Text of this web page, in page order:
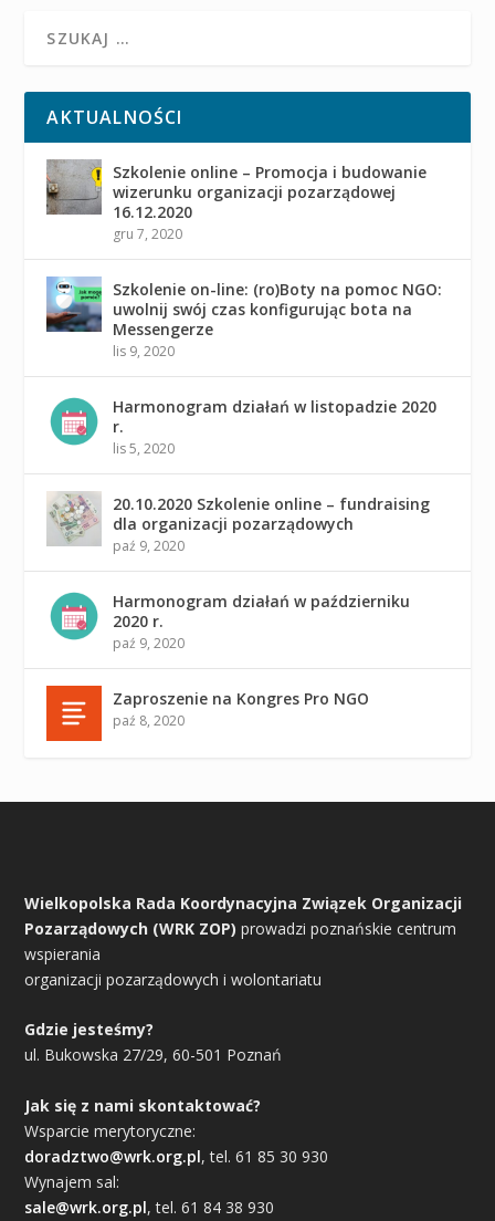
AKTUALNOŚCI
Szkolenie online – Promocja i budowanie
wizerunku organizacji pozarządowej
16.12.2020
gru 7, 2020
Szkolenie on-line: (ro)Boty na pomoc NGO:
uwolnij swój czas konfigurując bota na
Messengerze
lis 9, 2020
Harmonogram działań w listopadzie 2020
r.
lis 5, 2020
20.10.2020 Szkolenie online – fundraising
dla organizacji pozarządowych
paź 9, 2020
Harmonogram działań w październiku
2020 r.
paź 9, 2020
Zaproszenie na Kongres Pro NGO
paź 8, 2020
Wielkopolska Rada Koordynacyjna Związek Organizacji
Pozarządowych (WRK ZOP) prowadzi poznańskie centrum
wspierania
organizacji pozarządowych i wolontariatu
Gdzie jesteśmy?
ul. Bukowska 27/29, 60-501 Poznań
Jak się z nami skontaktować?
Wsparcie merytoryczne:
doradztwo@wrk.org.pl, tel. 61 85 30 930
Wynajem sal:
sale@wrk.org.pl, tel. 61 84 38 930